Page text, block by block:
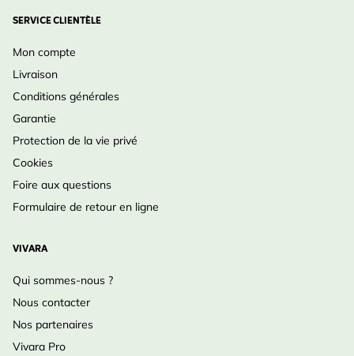
SERVICE CLIENTÈLE
Mon compte
Livraison
Conditions générales
Garantie
Protection de la vie privé
Cookies
Foire aux questions
Formulaire de retour en ligne
VIVARA
Qui sommes-nous ?
Nous contacter
Nos partenaires
Vivara Pro